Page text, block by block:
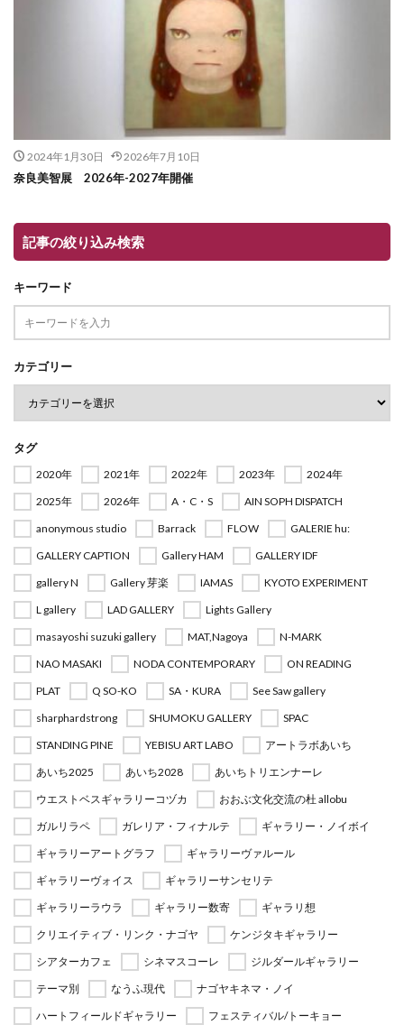
2024年1月30日 2026年7月10日
奈良美智展 2026年-2027年開催
記事の絞り込み検索
キーワード
カテゴリー
タグ
2020年 2021年 2022年 2023年
2024年
2025年
2026年 A・C・S
AIN SOPH DISPATCH
anonymous studio
Barrack FLOW
GALERIE hu:
GALLERY CAPTION
Gallery HAM
GALLERY IDF
gallery N
Gallery 芽楽 IAMAS
KYOTO EXPERIMENT
L gallery
LAD GALLERY
Lights Gallery
masayoshi suzuki gallery
MAT,Nagoya
N-MARK
NAO MASAKI
NODA CONTEMPORARY
ON READING
PLAT
Q SO-KO SA・KURA
See Saw gallery
sharphardstrong
SHUMOKU GALLERY
SPAC
STANDING PINE
YEBISU ART LABO
アートラボあいち
あいち2025
あいち2028
あいちトリエンナーレ
ウエストベスギャラリーコヅカ
おおぶ文化交流の杜 allobu
ガルリラペ
ガレリア・フィナルテ
ギャラリー・ノイボイ
ギャラリーアートグラフ
ギャラリーヴァルール
ギャラリーヴォイス
ギャラリーサンセリテ
ギャラリーラウラ
ギャラリー数寄
ギャラリ想
クリエイティブ・リンク・ナゴヤ
ケンジタキギャラリー
シアターカフェ
シネマスコーレ
ジルダールギャラリー
テーマ別
なうふ現代
ナゴヤキネマ・ノイ
ハートフィールドギャラリー
フェスティバル/トーキョー